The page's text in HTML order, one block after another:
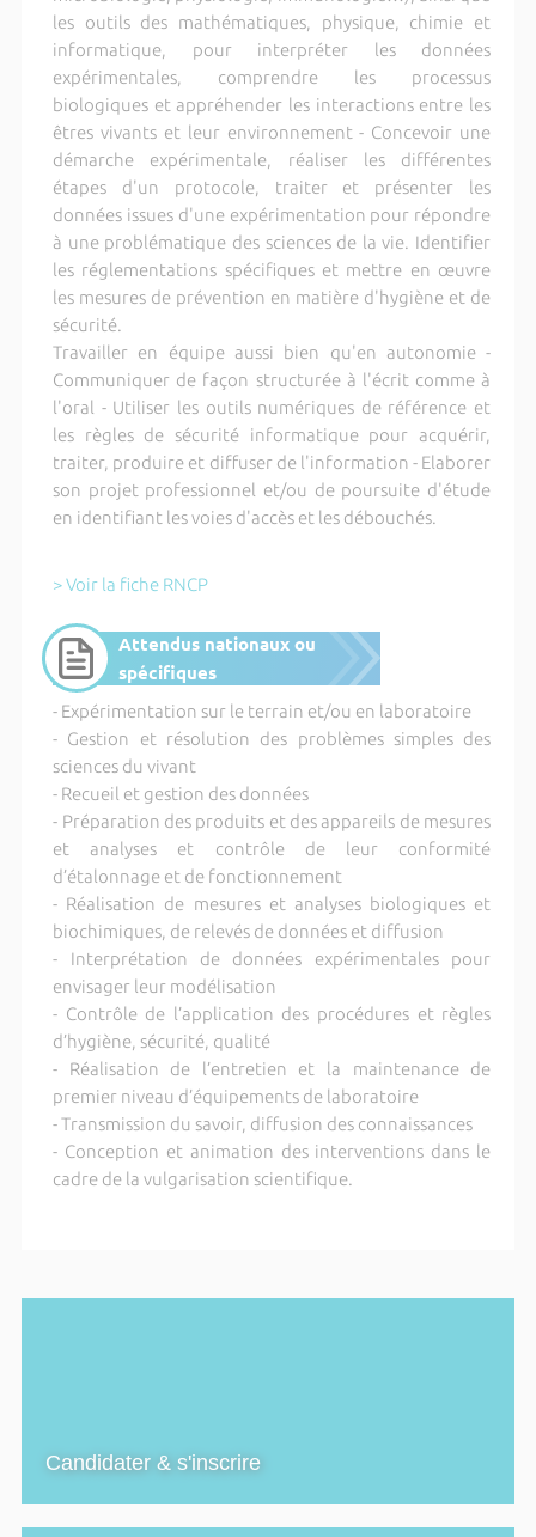
les outils des mathématiques, physique, chimie et
informatique, pour interpréter les données
expérimentales, comprendre les processus
biologiques et appréhender les interactions entre les
êtres vivants et leur environnement - Concevoir une
démarche expérimentale, réaliser les différentes
étapes d'un protocole, traiter et présenter les
données issues d'une expérimentation pour répondre
à une problématique des sciences de la vie. Identifier
les réglementations spécifiques et mettre en œuvre
les mesures de prévention en matière d'hygiène et de
sécurité.
Travailler en équipe aussi bien qu'en autonomie -
Communiquer de façon structurée à l'écrit comme à
l'oral - Utiliser les outils numériques de référence et
les règles de sécurité informatique pour acquérir,
traiter, produire et diffuser de l'information - Elaborer
son projet professionnel et/ou de poursuite d'étude
en identifiant les voies d'accès et les débouchés.
> Voir la fiche RNCP
Attendus nationaux ou
spécifiques
- Expérimentation sur le terrain et/ou en laboratoire
- Gestion et résolution des problèmes simples des
sciences du vivant
- Recueil et gestion des données
- Préparation des produits et des appareils de mesures
et analyses et contrôle de leur conformité
d’étalonnage et de fonctionnement
- Réalisation de mesures et analyses biologiques et
biochimiques, de relevés de données et diffusion
- Interprétation de données expérimentales pour
envisager leur modélisation
- Contrôle de l’application des procédures et règles
d’hygiène, sécurité, qualité
- Réalisation de l’entretien et la maintenance de
premier niveau d’équipements de laboratoire
- Transmission du savoir, diffusion des connaissances
- Conception et animation des interventions dans le
cadre de la vulgarisation scientifique.
Candidater & s'inscrire